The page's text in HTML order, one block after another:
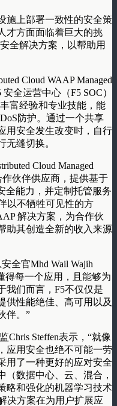
施上部署一致性的安全策
才方面面临着巨大的挑
全解决方案，以帮助用
Cloud WAAP Managed
全运营中心（F5 SOC）
富经验和专业技能，能
防护。通过一个共享
用安全发生改变时，自行
无缝切换。
Cloud Managed
作伙伴供应商，提供基于
全能力，并定制托管服务
以不牺牲可见性的方
解决方案，为合作伙
助其创造全新的收入来源
全官Mhd Wail Wajih
得每一个应用，且能够为
我们而言，F5不仅仅是
供性能绝佳、高可用以及
伴。”
Chris Steffen表示，“就像
应用安全也绝不可能一劳
用了一种更好的应对安全
（数据中心、云、混合，
略和强化的机器学习技术
决方案在为用户扩展应